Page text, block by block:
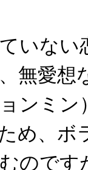
いない
無愛
ンミ
め、ボ
のです